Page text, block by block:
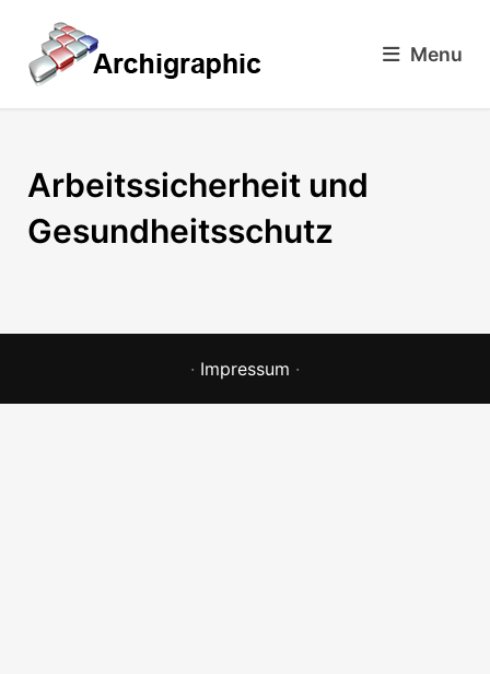
Menu
Arbeitssicherheit und
Gesundheitsschutz
· Impressum ·